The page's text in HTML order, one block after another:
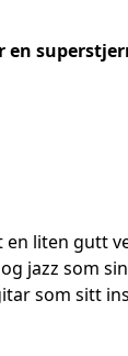
en
en liten gutt
jazz som
som sitt